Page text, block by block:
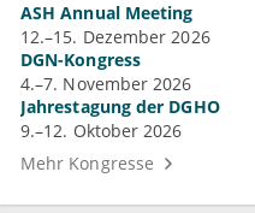
ASH Annual Meeting
12.–15. Dezember 2026
DGN-Kongress
4.–7. November 2026
Jahrestagung der DGHO
9.–12. Oktober 2026
Mehr Kongresse